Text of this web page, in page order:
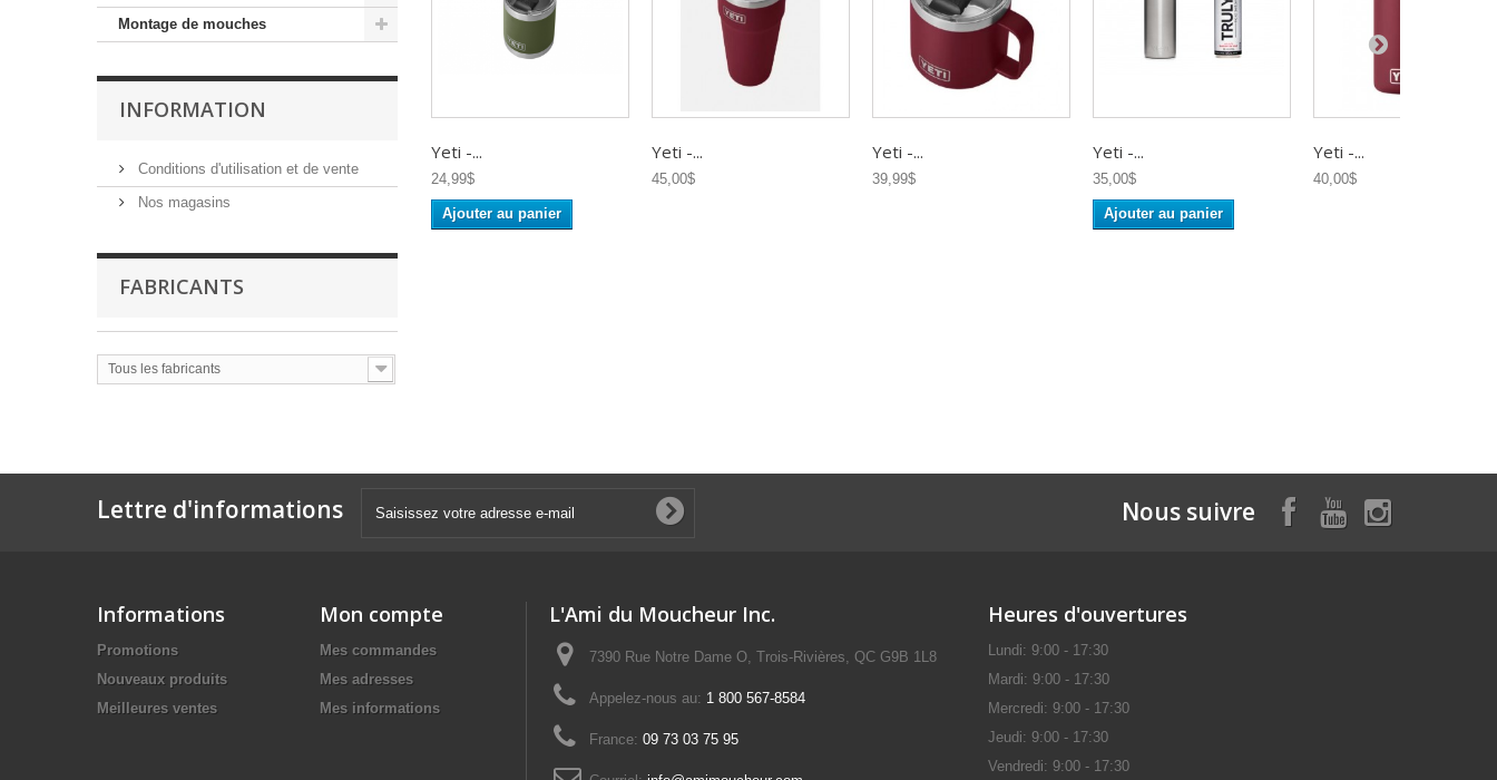
Montage de mouches
INFORMATION
Conditions d'utilisation et de vente
Nos magasins
FABRICANTS
Tous les fabricants
Yeti -...
24,99$
Ajouter au panier
Yeti -...
45,00$
Yeti -...
39,99$
Yeti -...
35,00$
Ajouter au panier
Yeti -...
40,00$
Lettre d'informations Nous suivre
Informations
Promotions
Nouveaux produits
Meilleures ventes
Mon compte
Mes commandes
Mes adresses
Mes informations
L'Ami du Moucheur Inc.
7390 Rue Notre Dame O, Trois-Rivières, QC G9B 1L8
Appelez-nous au: 1 800 567-8584
France: 09 73 03 75 95
Heures d'ouvertures
Lundi: 9:00 - 17:30
Mardi: 9:00 - 17:30
Mercredi: 9:00 - 17:30
Jeudi: 9:00 - 17:30
Vendredi: 9:00 - 17:30